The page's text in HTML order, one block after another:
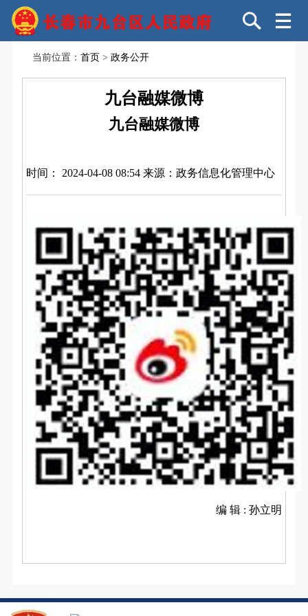
当前位置：首页 >政务公开
九台融媒微博
九台融媒微博
时间： 2024-04-08 08:54来源：政务信息化管理中心
编 辑 : 孙立明